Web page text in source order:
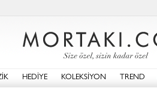
HEDİYE KOLEKSİYON TREND